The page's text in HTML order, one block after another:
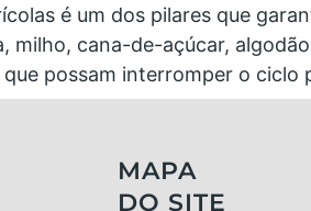
é um dos pilares que
milho, cana-de-açúcar,
possam interromper o
MAPA
DO SITE